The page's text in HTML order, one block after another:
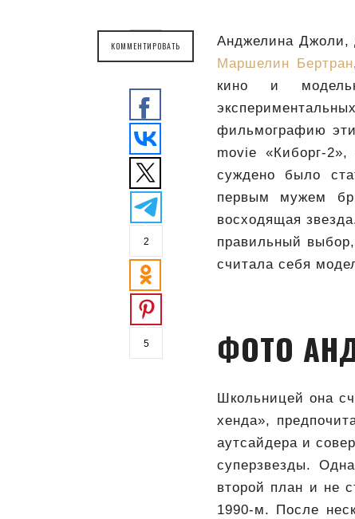
Анджелина Джоли,
Маршелин Бертран
кино и
фильмографию
movie «Киборг-
суждено было
первым мужем
восходящая
правильный
считала себя
ФОТО
Школьницей она
хенда»,
аутсайдера и
суперзвезды.
второй план и не
1990-м. После
КОММЕНТИРОВАТЬ
2
5